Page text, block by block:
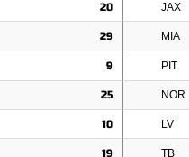
20 JAX
29 MIA
9 PIT
25 NOR
10 LV
19 TB